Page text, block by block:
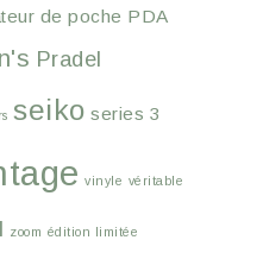
de poche PDA
Pradel
seiko series 3
vinyle véritable
zoom édition limitée